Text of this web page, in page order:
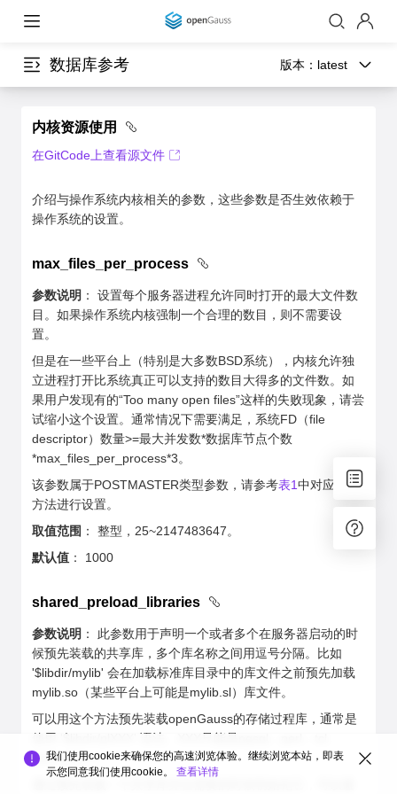
数据库参考 版本： latest
内核资源使用
在GitCode上查看源文件
介绍与操作系统内核相关的参数，这些参数是否生效依赖于
操作系统的设置。
max_files_per_process
参数说明 ： 设置每个服务器进程允许同时打开的最大文件数
目。如果操作系统内核强制一个合理的数目，则不需要设
置。
但是在一些平台上（特别是大多数BSD系统），内核允许独
立进程打开比系统真正可以支持的数目大得多的文件数。如
果用户发现有的“Too many open files”这样的失败现象，请尝
试缩小这个设置。通常情况下需要满足，系统FD（file
descriptor）数量>=最大并发数*数据库节点个数
*max_files_per_process*3。
该参数属于POSTMASTER类型参数，请参考表1中对应设置
方法进行设置。
取值范围 ： 整型，25~2147483647。
默认值 ： 1000
shared_preload_libraries
参数说明 ： 此参数用于声明一个或者多个在服务器启动的时
候预先装载的共享库，多个库名称之间用逗号分隔。比如
'$libdir/mylib' 会在加载标准库目录中的库文件之前预先加载
mylib.so（某些平台上可能是mylib.sl）库文件。
可以用这个方法预先装载openGauss的存储过程库，通常是
使用 '$libdir/plXXX' 语法。XXX只能是pgsql、perl、tcl、
python之一。
我们使用cookie来确保您的高速浏览体验。继续浏览本站，即表
示您同意我们使用cookie。 查看详情